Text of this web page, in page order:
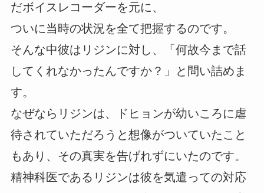
だボイスレコーダーを元に、
ついに当時の状況を全て把握するのです。
そんな中彼はリジンに対し、「何故今まで話
してくれなかったんですか？」と問い詰めま
す。
なぜならリジンは、ドヒョンが幼いころに虐
待されていただろうと想像がついていたこと
もあり、その真実を告げれずにいたのです。
精神科医であるリジンは彼を気遣っての対応